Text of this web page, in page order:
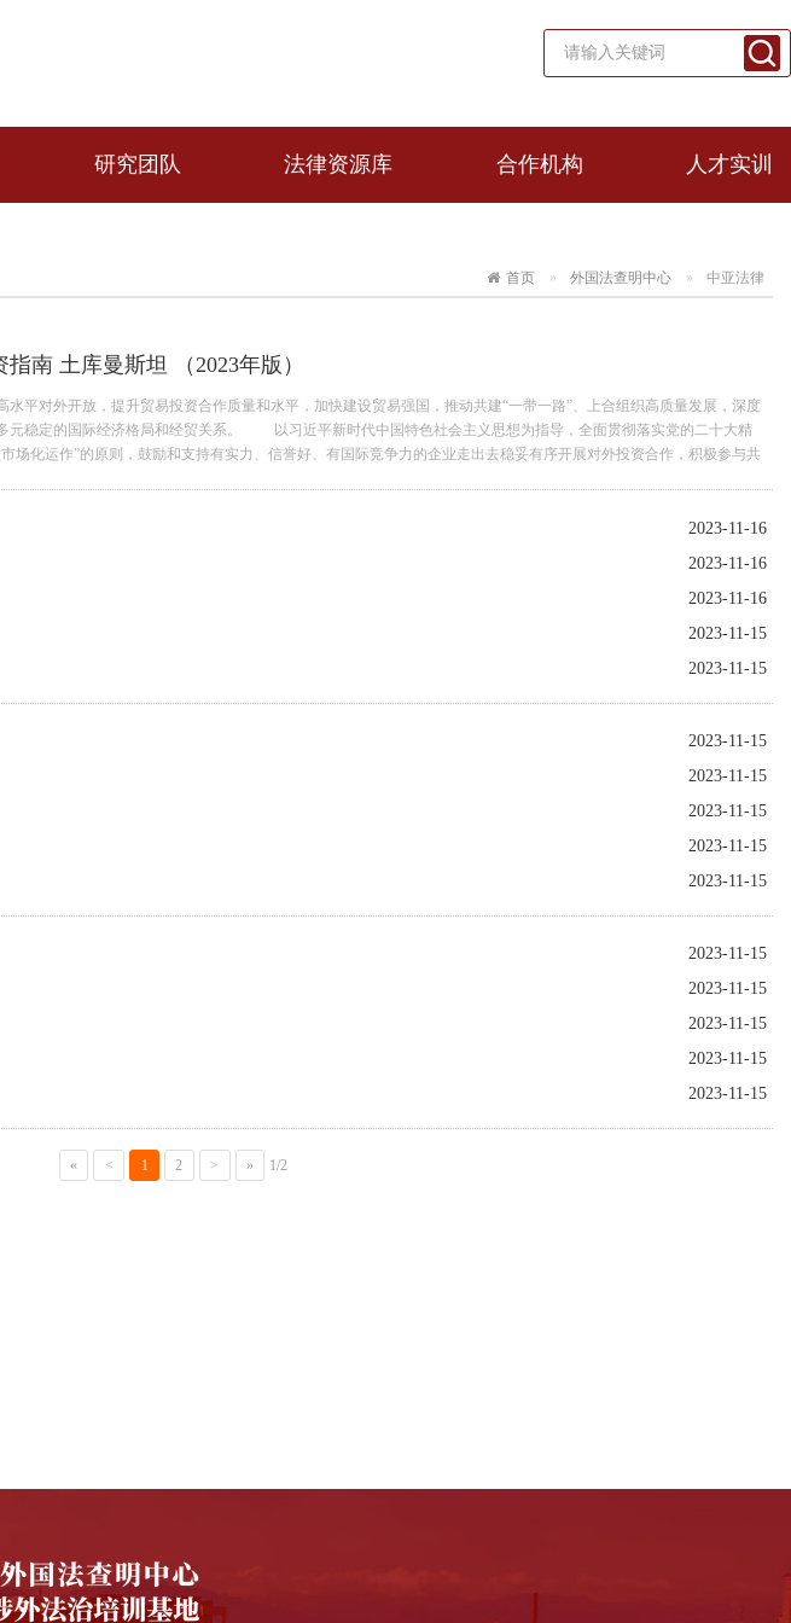
研究团队 法律资源库 合作机构 人才实训
首页 外国法查明中心 中亚法律
南 土库曼斯坦 （2023年版）
对外开放，提升贸易投资合作质量和水平，加快建设贸易强国，推动共建“一带一路”、上合组织高质量发展，深度
元稳定的国际经济格局和经贸关系。 以习近平新时代中国特色社会主义思想为指导，全面贯彻落实党的二十大精
场化运作”的原则，鼓励和支持有实力、信誉好、有国际竞争力的企业走出去稳妥有序开展对外投资合作，积极参与共
。总统由全民直接选举产生，立法权和司法权分属国民议会和法院。独立以来，土库曼斯坦秉持永久中立原则，政治社
如，土库曼斯坦对进出口合同实行国家商品和原料交易所注册和价格审定制度、对外资企业实行严格的用工比例政策、
等。建议计划赴土库曼斯坦发展的中资企业充分做好市场调研，尽快了解并熟悉当地国情特点、法律法规、产业政策和
，推动双边经贸合作持续健康稳定发展符合两国和两国人民的利益。习近平主席提出的“一带一路”倡议与土库曼斯坦时
章。 国家主席习近平在北京人民大会堂同来华进行国事访问的土库曼斯坦总统谢尔达尔·别尔德穆哈梅多夫举行会谈。
的有关政策法规、发展现状和国际合作，以及疫情以来经贸政策调整给予进一步关注。 希望2023年版《指南》对有意走
所帮助，也欢迎社会各界批评指正，提出宝贵意见。同时，我们将认真吸纳有益建议，不断改进工作，创新《指南》编
2023-11-16
2023-11-16
2023-11-16
2023-11-15
2023-11-15
2023-11-15
2023-11-15
2023-11-15
2023-11-15
2023-11-15
2023-11-15
2023-11-15
2023-11-15
2023-11-15
2023-11-15
« < 1 2 > » 1/2